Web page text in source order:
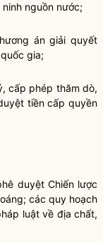
nguồn nước;
án giải quyết
quốc gia;
cấp phép thăm dò,
tiền cấp quyền
duyệt Chiến lược
các quy hoạch
luậtvề địa chất,